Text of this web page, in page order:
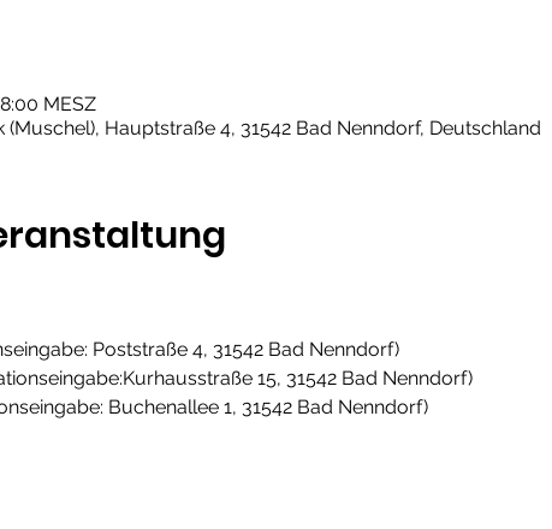
MESZ
Hauptstraße 4, 31542 Bad Nenndorf, Deutschland
Poststraße 4, 31542 Bad Nenndorf)
15, 31542 Bad Nenndorf)
Buchenallee 1, 31542 Bad Nenndorf)